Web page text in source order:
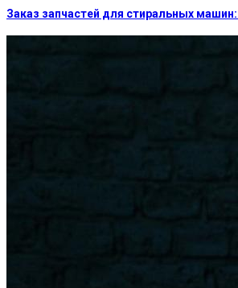
Заказ запчастей для стиральных